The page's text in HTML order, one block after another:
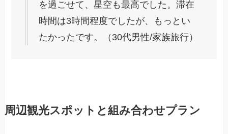
を過ごせて、星空も最高でした。滞在
時間は3時間程度でしたが、もっとい
たかったです。（30代男性/家族旅行）
周辺観光スポットと組み合わせプラン